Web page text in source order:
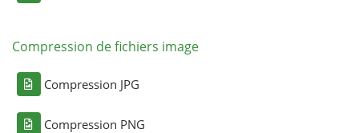
Compression de fichiers image
Compression JPG
Compression PNG